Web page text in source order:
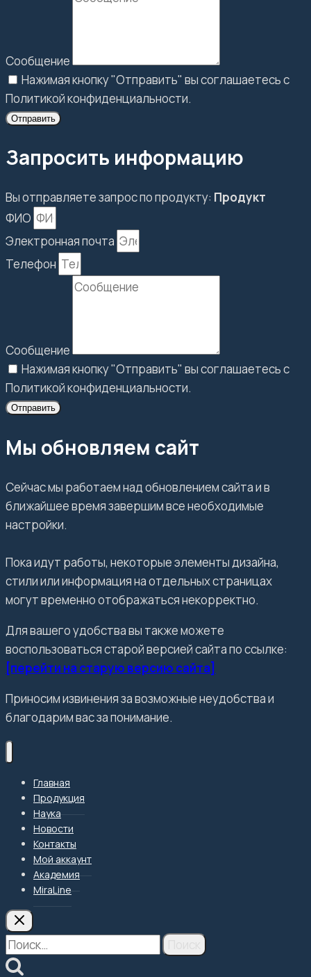
Сообщение
Нажимая кнопку "Отправить" вы соглашаетесь с
Политикой конфиденциальности.
Отправить
Запросить информацию
Вы отправляете запрос по продукту: Продукт
ФИО
Электронная почта
Телефон
Сообщение
Нажимая кнопку "Отправить" вы соглашаетесь с
Политикой конфиденциальности.
Отправить
Мы обновляем сайт
Сейчас мы работаем над обновлением сайта и в
ближайшее время завершим все необходимые
настройки.
Пока идут работы, некоторые элементы дизайна,
стили или информация на отдельных страницах
могут временно отображаться некорректно.
Для вашего удобства вы также можете
воспользоваться старой версией сайта по ссылке:
[перейти на старую версию сайта]
Приносим извинения за возможные неудобства и
благодарим вас за понимание.
Главная
Продукция
Наука
Новости
Контакты
Мой аккаунт
Академия
MiraLine
Найти: